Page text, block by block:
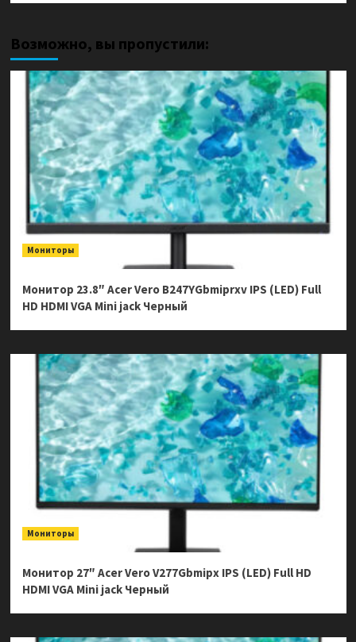
Возможно, вы пропустили:
Мониторы
Монитор 23.8″ Acer Vero B247YGbmiprxv IPS (LED) Full
HD HDMI VGA Mini jack Черный
Мониторы
Монитор 27″ Acer Vero V277Gbmipx IPS (LED) Full HD
HDMI VGA Mini jack Черный